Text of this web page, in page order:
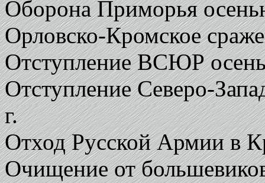
Оборона Приморья
Орловско-Кромское
Отступление ВСЮР
Отступление Северо-
г.
Отход Русской Армии в
Очищение от